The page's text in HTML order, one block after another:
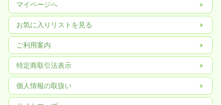
マイページへ
お気に入りリストを見る
ご利用案内
特定商取引法表示
個人情報の取扱い